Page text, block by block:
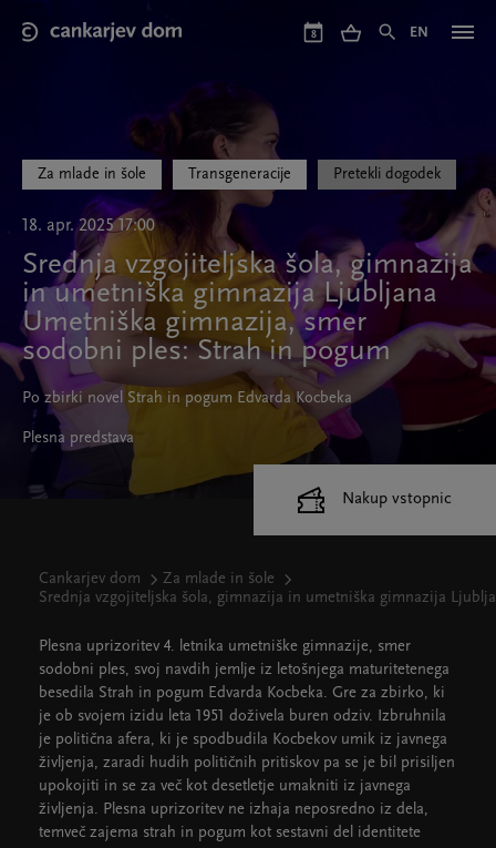
main
8 EN
Za mlade in šole Transgeneracije Pretekli dogodek
18. apr. 2025 17:00
Srednja vzgojiteljska šola, gimnazija
in umetniška gimnazija Ljubljana
Umetniška gimnazija, smer
sodobni ples: Strah in pogum
Po zbirki novel Strah in pogum Edvarda Kocbeka
Plesna predstava
Cankarjev dom
Za mlade in šole
Srednja vzgojiteljska šola, gimnazija in umetniška gimnazija
Plesna uprizoritev 4. letnika umetniške gimnazije, smer
sodobni ples, svoj navdih jemlje iz letošnjega maturitetenega
besedila Strah in pogum Edvarda Kocbeka. Gre za zbirko, ki
je ob svojem izidu leta 1951 doživela buren odziv. Izbruhnila
je politična afera, ki je spodbudila Kocbekov umik iz javnega
življenja, zaradi hudih političnih pritiskov pa se je bil prisiljen
upokojiti in se za več kot desetletje umakniti iz javnega
življenja. Plesna uprizoritev ne izhaja neposredno iz dela,
temveč zajema strah in pogum kot sestavni del identitete
Nakup vstopnic